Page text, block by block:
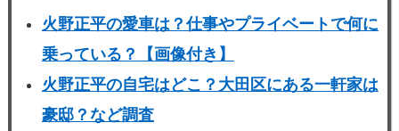
火野正平の愛車は？仕事やプライベートで何に
乗っている？【画像付き】
火野正平の自宅はどこ？大田区にある一軒家は
豪邸？など調査